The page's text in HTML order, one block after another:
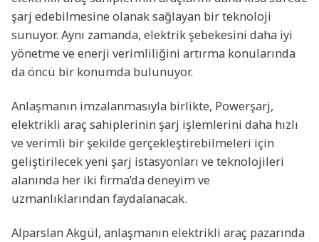
şarj edebilmesine olanak sağlayan bir teknoloji
sunuyor. Aynı zamanda, elektrik şebekesini daha iyi
yönetme ve enerji verimliliğini artırma konularında
da öncü bir konumda bulunuyor.
Anlaşmanın imzalanmasıyla birlikte, Powerşarj,
elektrikli araç sahiplerinin şarj işlemlerini daha hızlı
ve verimli bir şekilde gerçekleştirebilmeleri için
geliştirilecek yeni şarj istasyonları ve teknolojileri
alanında her iki firma’da deneyim ve
uzmanlıklarından faydalanacak.
Alparslan Akgül, anlaşmanın elektrikli araç pazarında